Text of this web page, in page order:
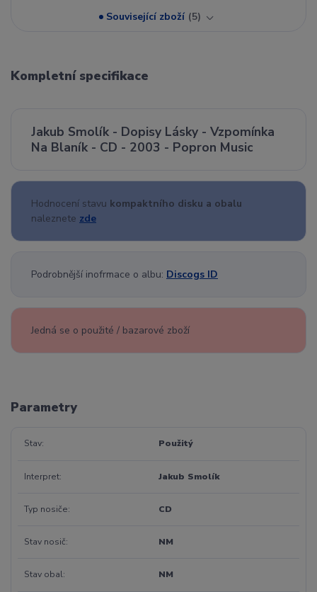
Související zboží 5
Kompletní specifikace
Jakub Smolík - Dopisy Lásky - Vzpomínka
Na Blaník - CD - 2003 - Popron Music
Hodnocení stavu kompaktního disku a obalu
naleznete zde
Podrobnější inofrmace o albu: Discogs ID
Jedná se o použité / bazarové zboží
Parametry
Stav Použitý
Interpret Jakub Smolík
Typ nosiče CD
Stav nosič NM
Stav obal NM